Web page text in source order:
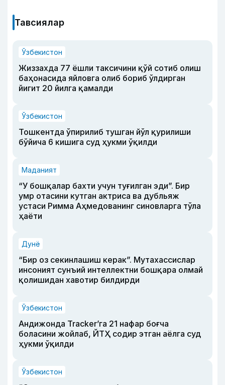
Тавсиялар
Ўзбекистон
Жиззахда 77 ёшли таксичини қўй сотиб олиш
баҳонасида яйловга олиб бориб ўлдирган
йигит 20 йилга қамалди
Ўзбекистон
Тошкентда ўпирилиб тушган йўл қурилиши
бўйича 6 кишига суд ҳукми ўқилди
Маданият
“У бошқалар бахти учун туғилган эди”. Бир
умр отасини кутган актриса ва дубльяж
устаси Римма Аҳмедованинг синовларга тўла
ҳаёти
Дунё
“Бир оз секинлашиш керак”. Мутахассислар
инсоният сунъий интеллектни бошқара олмай
қолишидан хавотир билдирди
Ўзбекистон
Андижонда Tracker’га 21 нафар боғча
боласини жойлаб, ЙТҲ содир этган аёлга суд
ҳукми ўқилди
Ўзбекистон